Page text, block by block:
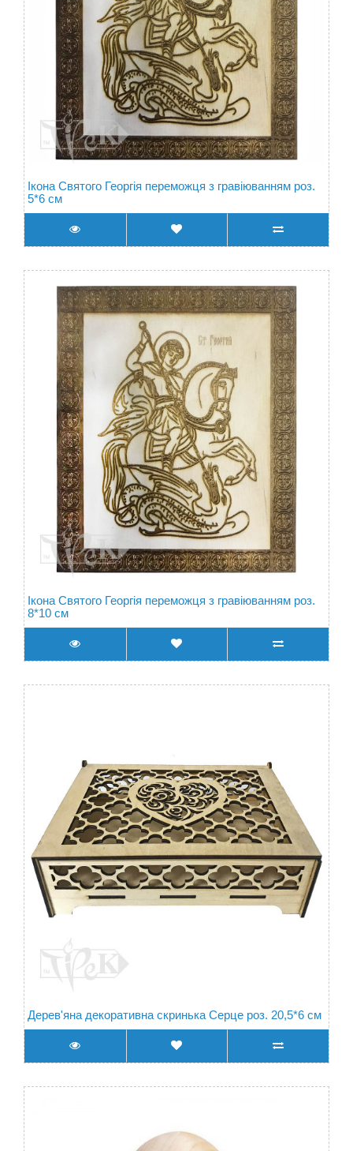
Ікона Святого Георгія переможця з гравіюванням роз.
5*6 см
Ікона Святого Георгія переможця з гравіюванням роз.
8*10 см
Дерев'яна декоративна скринька Серце роз. 20,5*6 см